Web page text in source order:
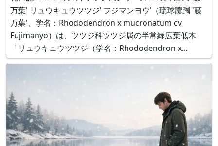
万葉' リュウキュウツツジ’ フジマンヨウ’（琉球躑躅 '藤
万葉'、学名：Rhododendron x mucronatum cv.
Fujimanyo）は、ツツジ科ツツジ属の半常緑広葉低木
「リュウキュウツツジ（学名：Rhododendron x
mucronatum）」の園芸品種です。リュウキュウツツジ